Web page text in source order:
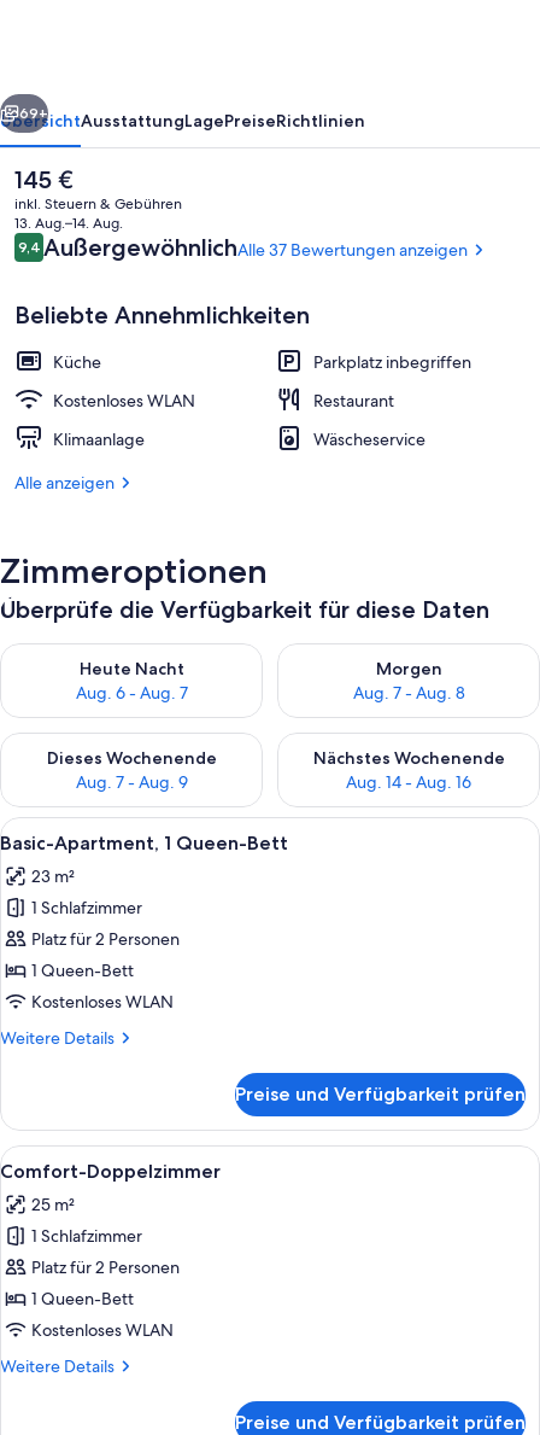
Frühstück und Mittagessen
Weiter
69+
ÜbersichtAusstattungLagePreiseRichtlinien
Der
aktuelle
Preis
beträgt
145 €.
145 €
inkl. Steuern & Gebühren
13. Aug.–14. Aug.
Bewertungen
9,49,4 von 10.
AußergewöhnlichAlle 37 Bewertungen anzeigen
Beliebte Annehmlichkeiten
Küche
Parkplatz inbegriffen
Kostenloses WLAN
Restaurant
Klimaanlage
Wäscheservice
Alle anzeigen
Zimmeroptionen
Überprüfe die Verfügbarkeit für diese Daten
Heute Nacht
Aug. 6 - Aug. 7
Überprüfe die Verfügbarkeit für heute Nacht, Aug. 6 - Aug. 7.
Morgen
Aug. 7 - Aug. 8
Überprüfe die Verfügbarkeit
Dieses Wochenende
Aug. 7 - Aug. 9
Überprüfe die Verfügbarkeit für dieses Wochenende, Aug. 7
Nächstes Wochenende
Aug. 14 - Aug. 16
Überprüfe die Verfügbarkeit
Alle
Fotos
für
Basic-
Apartment,
1
Queen-
anzeigen
Ein modernes Hotelzimmer mit Bett,
7
Basic-Apartment, 1 Queen-Bett
23 m²
1 Schlafzimmer
Platz für 2 Personen
1 Queen-Bett
Kostenloses WLAN
Weitere Details
Weitere
Apartment,
Queen-
Preise und Verfügbarkeit prüfen
Alle
Fotos
für
Comfort-
Doppelzimmer
anzeigen
Ein modernes Hotelzimmer mit
18
Comfort-Doppelzimmer
25 m²
1 Schlafzimmer
Platz für 2 Personen
1 Queen-Bett
Kostenloses WLAN
Weitere Details
Weitere
Preise und Verfügbarkeit prüfen